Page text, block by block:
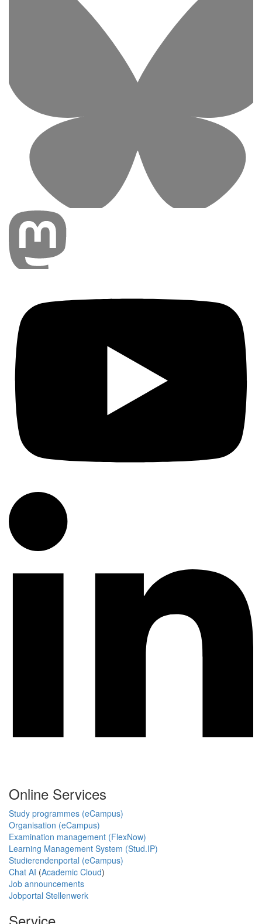
Online Services
Study programmes (eCampus)
Organisation (eCampus)
Examination management (FlexNow)
Learning Management System (Stud.IP)
Studierendenportal (eCampus)
Chat AI (Academic Cloud)
Job announcements
Jobportal Stellenwerk